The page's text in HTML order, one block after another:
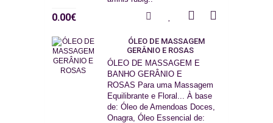
0.00€
ÓLEO DE MASSAGEM
GERÂNIO E ROSAS
ÓLEO DE MASSAGEM E
BANHO GERÂNIO E
ROSAS Para uma Massagem
Equilibrante e Floral... À base
de: Óleo de Amendoas Doces,
Onagra, Óleo Essencial de: